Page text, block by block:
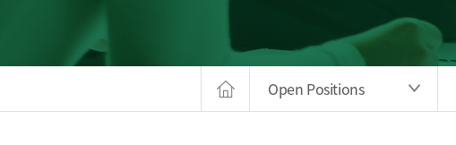
Open Positions